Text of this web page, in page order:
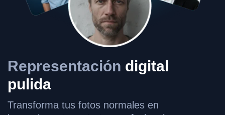
Representación digital
pulida
Transforma tus fotos normales en